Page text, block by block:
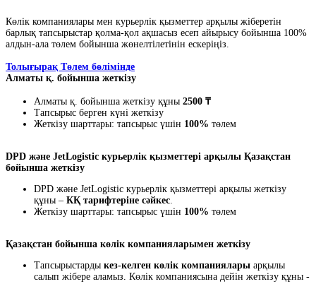
Көлік компаниялары мен курьерлік қызметтер арқылы жіберетін
барлық тапсырыстар қолма-қол ақшасыз есеп айырысу бойынша 100%
алдын-ала төлем бойынша жөнелтілетінін ескеріңіз.
Толығырақ Төлем бөлімінде
Алматы қ. бойынша жеткізу
Алматы қ. бойынша жеткізу құны 2500 ₸
Тапсырыс берген күні жеткізу
Жеткізу шарттары: тапсырыс үшін 100% төлем
DPD және JetLogistic курьерлік қызметтері арқылы Қазақстан
бойынша жеткізу
DPD және JetLogistic курьерлік қызметтері арқылы жеткізу
құны – КҚ тарифтеріне сәйкес.
Жеткізу шарттары: тапсырыс үшін 100% төлем
Қазақстан бойынша көлік компанияларымен жеткізу
Тапсырыстарды кез-келген көлік компаниялары арқылы
салып жібере аламыз. Көлік компаниясына дейін жеткізу құны -